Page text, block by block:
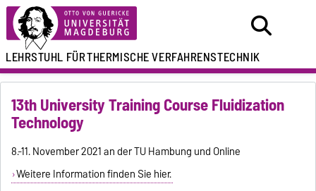
LEHRSTUHL FÜRTHERMISCHE VERFAHRENSTECHNIK
13th University Training Course Fluidization
Technology
8.-11. November 2021 an der TU Hambung und Online
Weitere Information finden Sie hier.